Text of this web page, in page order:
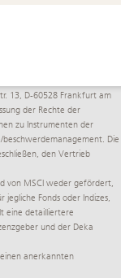
höher oder niedriger
Grundlage für den
sind die jeweiligen
jeweiligen Berichte, die Sie
13, D-60528 Frankfurt am
der Rechte der
zu Instrumenten der
. Die
den Vertrieb
von MSCI weder gefördert,
Fonds oder Indizes,
eine detailliertere
und der Deka
anerkannten